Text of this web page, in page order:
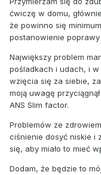
ćwiczę w domu,
że powinno się
postanowienie poprawy
Największy problem
pośladkach i udach, i
wzięcia się za siebie,
moją uwagę
ANS Slim factor.
Problemów ze
ciśnienie dosyć niskie i
się, aby miało to mieć
Dodam, że będzie to